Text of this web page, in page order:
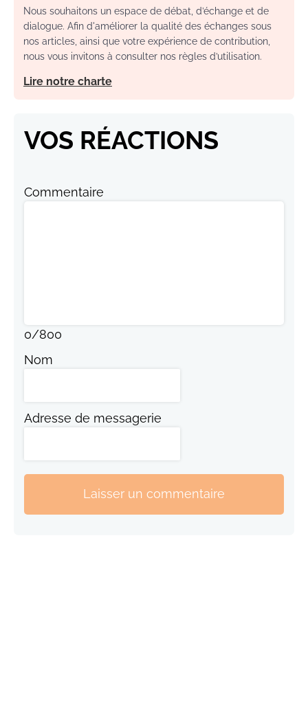
Nous souhaitons un espace de débat, d’échange et de
dialogue. Afin d'améliorer la qualité des échanges sous
nos articles, ainsi que votre expérience de contribution,
nous vous invitons à consulter nos règles d’utilisation.
Lire notre charte
VOS RÉACTIONS
Commentaire
0/800
Nom
Adresse de messagerie
Laisser un commentaire